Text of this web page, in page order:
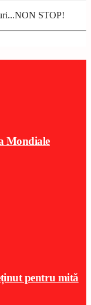
STOP!
Mondiale
pentru mită